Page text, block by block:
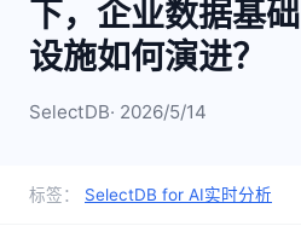
下，企业数据基础
设施如何演进？
SelectDB· 2026/5/14
标签： SelectDB for AI实时分析